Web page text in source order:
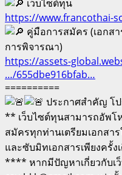
เว็บไซต์ทุน
https://www.francothai-
คู่มือการสมัคร (เอกส
การพิจารณา)
https://assets-
…/655dbe916bfab…
==========
ประกาศสำคัญ โ
** เว็บไซต์ทุนสามารถอัพโ
สมัครทุกท่านเตรียมเอกส
และซับมิทเอกสารเพียงครั้ง
**** หากมีปัญหาเกี่ยวกับเ